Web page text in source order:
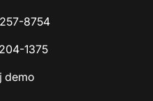
8754
1375
demo